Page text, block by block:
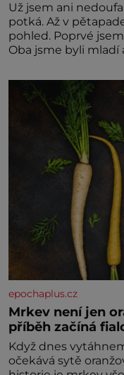
Už jsem ani
potká. Až v
pohled. Poprvé
Oba jsme byli mladí
zaopatřený mladý
nesvědčilo, brzy
epochaplus.cz
Mrkev není jen
příběh začíná
Když dnes
očekává sytě